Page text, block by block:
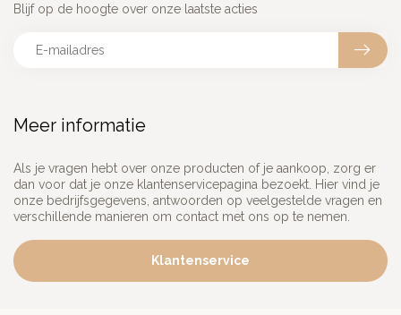
Meer informatie
Als je vragen hebt over onze producten of je aankoop, zorg er
dan voor dat je onze klantenservicepagina bezoekt. Hier vind je
onze bedrijfsgegevens, antwoorden op veelgestelde vragen en
verschillende manieren om contact met ons op te nemen.
Klantenservice
Blijf op de hoogte over onze laatste acties